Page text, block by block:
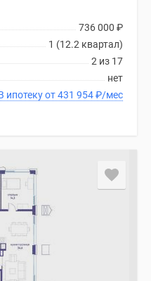
736 000 ₽
1 (12.2 квартал)
2 из 17
нет
В ипотеку от 431 954₽/мес